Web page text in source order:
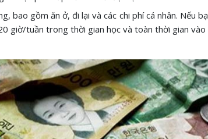
bao gồm ăn ở, đi lại và các chi phí cá nhân. Nếu
giờ/tuần trong thời gian học và toàn thời gian